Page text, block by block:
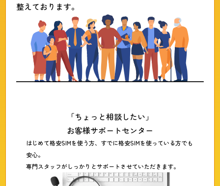
整えております。
「ちょっと相談したい」
お客様サポートセンター
はじめて格安SIMを使う方、すでに格安SIMを使っている方でも
安心。
専門スタッフがしっかりとサポートさせていただきます。